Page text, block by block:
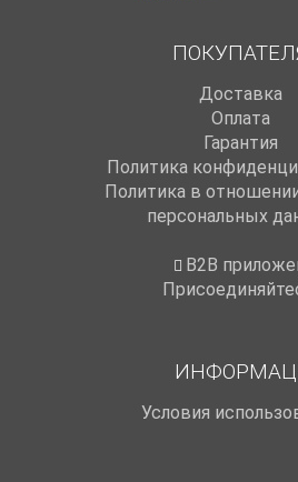
Доставка
Оплата
Гарантия
Политика
Политика в
персональных
B2B
Условия